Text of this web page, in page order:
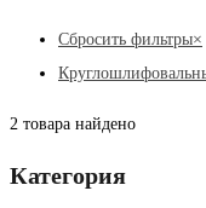
Сбросить фильтры×
2 товара найдено
Категория